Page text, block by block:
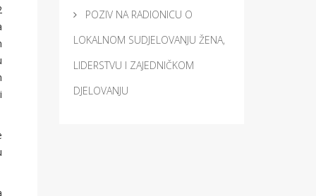
POZIV NA RADIONICU O
LOKALNOM SUDJELOVANJU ŽENA,
LIDERSTVU I ZAJEDNIČKOM
DJELOVANJU